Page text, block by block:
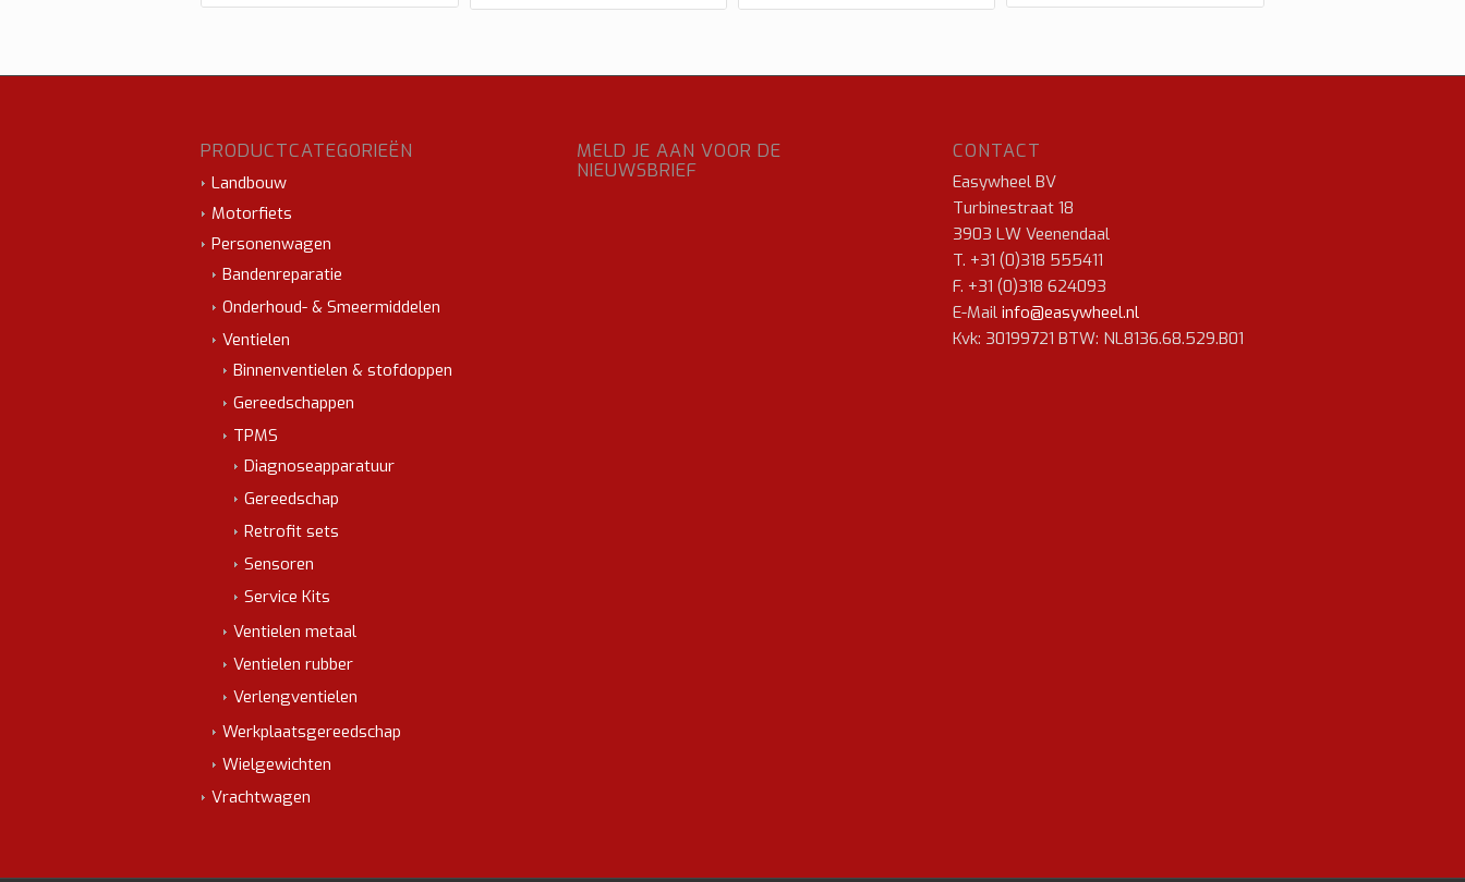
PRODUCTCATEGORIEËN
Landbouw
Motorfiets
Personenwagen
Bandenreparatie
Onderhoud- & Smeermiddelen
Ventielen
Binnenventielen & stofdoppen
Gereedschappen
TPMS
Diagnoseapparatuur
Gereedschap
Retrofit sets
Sensoren
Service Kits
Ventielen metaal
Ventielen rubber
Verlengventielen
Werkplaatsgereedschap
Wielgewichten
Vrachtwagen
MELD JE AAN VOOR DE
NIEUWSBRIEF
CONTACT
Easywheel BV
Turbinestraat 18
3903 LW Veenendaal
T. +31 (0)318 555411
F. +31 (0)318 624093
E-Mail info@easywheel.nl
Kvk: 30199721 BTW: NL8136.68.529.B01